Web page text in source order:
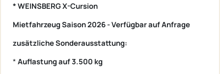
* WEINSBERG X-Cursion
Mietfahrzeug Saison 2026 - Verfügbar auf Anfrage
zusätzliche Sonderausstattung:
*Auflastung auf 3.500 kg